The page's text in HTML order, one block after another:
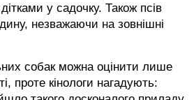
у садочку. Також псів
незважаючи на зовнішні
собак можна оцінити лише
проте кінологи нагадують: